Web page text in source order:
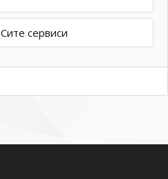
Сите сервиси